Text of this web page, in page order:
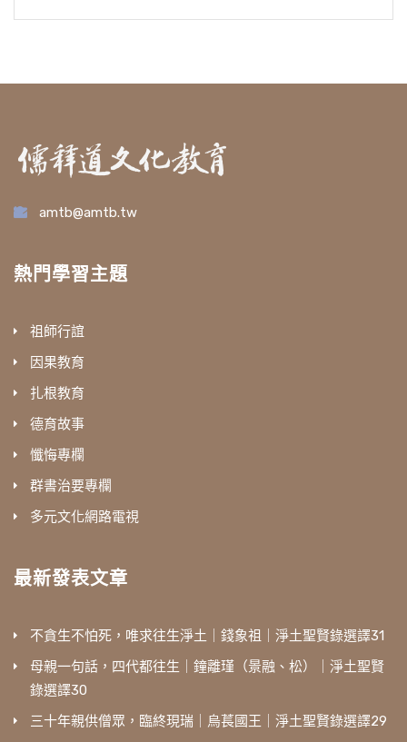
amtb@amtb.tw
熱門學習主題
祖師行誼
因果教育
扎根教育
德育故事
懺悔專欄
群書治要專欄
多元文化網路電視
最新發表文章
不貪生不怕死，唯求往生淨土｜錢象祖｜淨土聖賢錄選譯31
母親一句話，四代都往生｜鐘離瑾（景融、松）｜淨土聖賢
錄選譯30
三十年親供僧眾，臨終現瑞｜烏萇國王｜淨土聖賢錄選譯29